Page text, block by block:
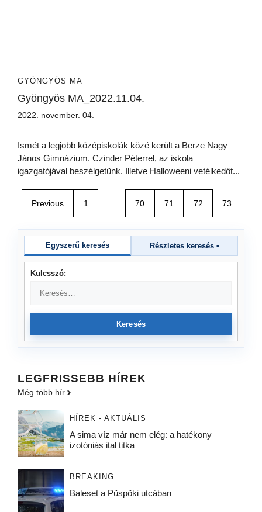
GYÖNGYÖS MA
Gyöngyös MA_2022.11.04.
2022. november. 04.
Ismét a legjobb középiskolák közé került a Berze Nagy
János Gimnázium. Czinder Péterrel, az iskola
igazgatójával beszélgetünk. Illetve Halloweeni vetélkedőt...
Previous 1 … 70 71 72 73
Egyszerű keresés Részletes keresés •
Kulcsszó:
Keresés
LEGFRISSEBB HÍREK
Még több hír
HÍREK - AKTUÁLIS
A sima víz már nem elég: a hatékony
izotóniás ital titka
BREAKING
Baleset a Püspöki utcában